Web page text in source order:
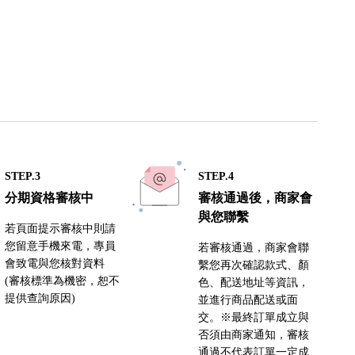
STEP.3
分期資格審核中
若頁面提示審核中則請
您留意手機來電，專員
會致電與您核對資料
(審核標準為機密，恕不
提供查詢原因)
STEP.4
審核通過後，商家會
與您聯繫
若審核通過，商家會聯
繫您再次確認款式、顏
色、配送地址等資訊，
並進行商品配送或面
交。※最終訂單成立與
否須由商家通知，審核
通過不代表訂單一定成